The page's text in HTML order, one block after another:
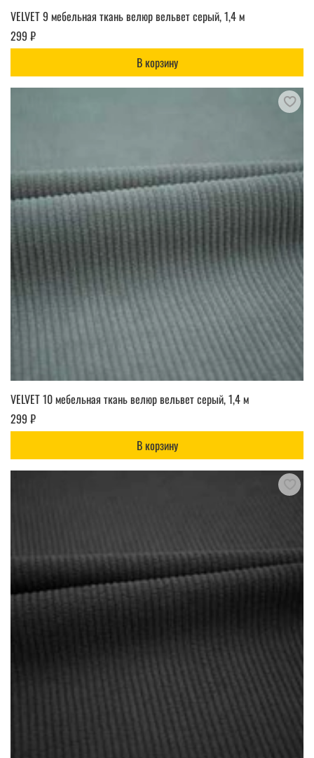
VELVET 9 мебельная ткань велюр вельвет серый, 1,4 м
299 ₽
В корзину
VELVET 10 мебельная ткань велюр вельвет серый, 1,4 м
299 ₽
В корзину